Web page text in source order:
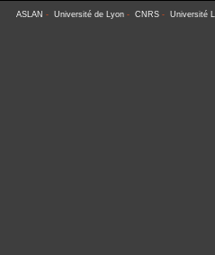
ASLAN - Université de Lyon- CNRS- Université